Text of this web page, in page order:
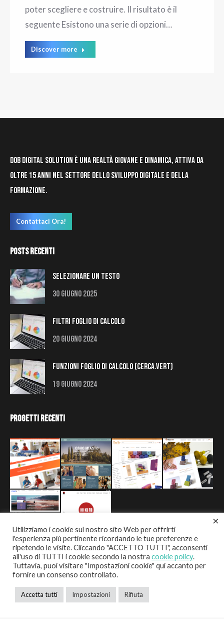
poter scegliere e costruire. Il risultato è il
seguente Esistono una serie di opzioni…
Discover more
DOB Digital Solution è una realtà giovane e dinamica, attiva da
oltre 15 anni nel settore dello sviluppo digitale e della
formazione.
Contattaci Ora!
Posts Recenti
Selezionare un testo
30 Giugno 2025
Filtri Foglio di Calcolo
20 Giugno 2024
Funzioni Foglio di Calcolo (Cerca.Vert)
19 Giugno 2024
Progetti Recenti
Copyright © 2021 DOB DIGITAL SOLUTION. All rights
reserved. P.IVA 02146530031
Utilizziamo i cookie sul nostro sito Web per offrirti
l'esperienza più pertinente ricordando le tue preferenze e
ripetendo le visite. Cliccando "ACCETTO TUTTI", acconsenti
all'uso di TUTTI i cookie secondo la nostra cookie policy.
Tuttavia, puoi visitare "Impostazioni cookie" qui accanto per
fornire un consenso controllato.
Accetta tutti Impostazioni Rifiuta
×